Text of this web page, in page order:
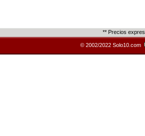
** Precios
© 2002/2022 Solo10.com